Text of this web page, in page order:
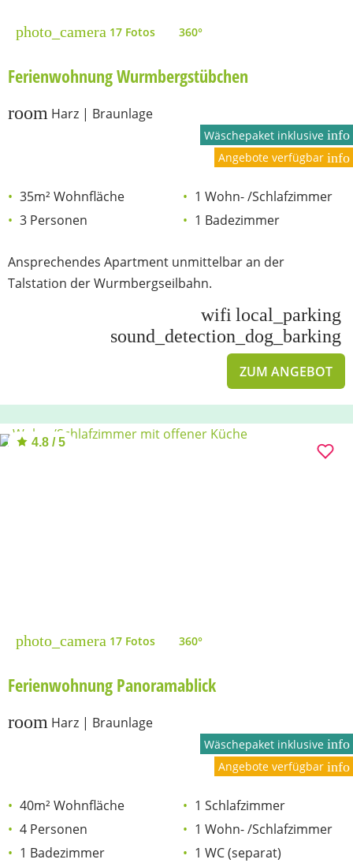
photo_camera 17 Fotos 360°
Ferienwohnung Wurmbergstübchen
room Harz | Braunlage
Wäschepaket inklusiveinfo
Angebote verfügbarinfo
35m² Wohnfläche
3 Personen
1 Wohn- /Schlafzimmer
1 Badezimmer
Ansprechendes Apartment unmittelbar an der
Talstation der Wurmbergseilbahn.
wifi local_parking
sound_detection_dog_barking
ZUM ANGEBOT
4.8 / 5
photo_camera 17 Fotos 360°
Ferienwohnung Panoramablick
room Harz | Braunlage
Wäschepaket inklusiveinfo
Angebote verfügbarinfo
40m² Wohnfläche
4 Personen
1 Badezimmer
1 Schlafzimmer
1 Wohn- /Schlafzimmer
1 WC (separat)